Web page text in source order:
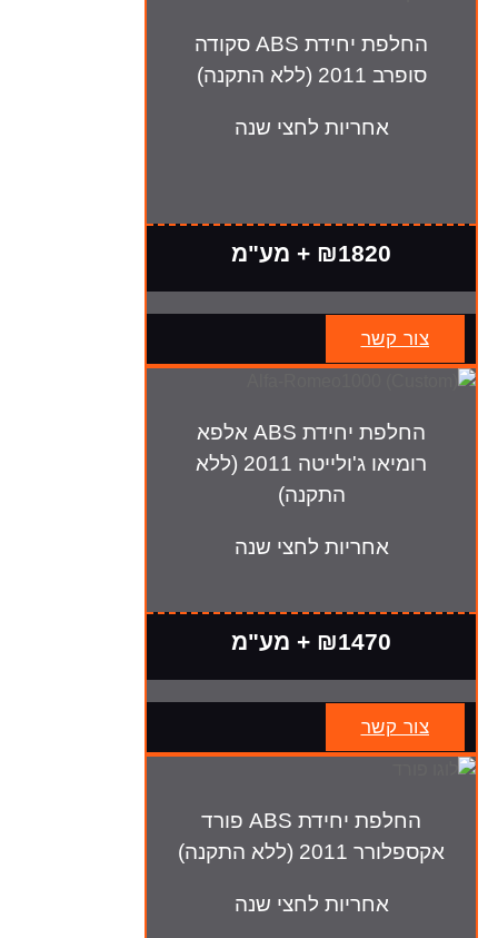
החלפת יחידת ABS סקודה
סופרב 2011 (ללא התקנה)
אחריות לחצי שנה
₪1820 + מע"מ
צור קשר
החלפת יחידת ABS אלפא
רומיאו ג'ולייטה 2011 (ללא
התקנה)
אחריות לחצי שנה
₪1470 + מע"מ
צור קשר
החלפת יחידת ABS פורד
אקספלורר 2011 (ללא התקנה)
אחריות לחצי שנה